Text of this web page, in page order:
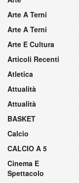
Arte A Terni
Arte A Terni
Arte E Cultura
Articoli Recenti
Atletica
Attualità
Attualità
BASKET
Calcio
CALCIO A 5
Cinema E
Spettacolo